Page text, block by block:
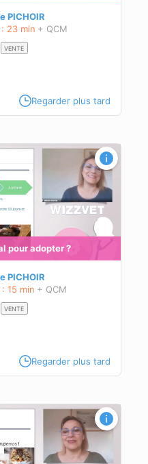
PICHOIR
23 min + QCM
VENTE
Regarder plus tard
pour adopter ?
PICHOIR
15 min + QCM
VENTE
Regarder plus tard